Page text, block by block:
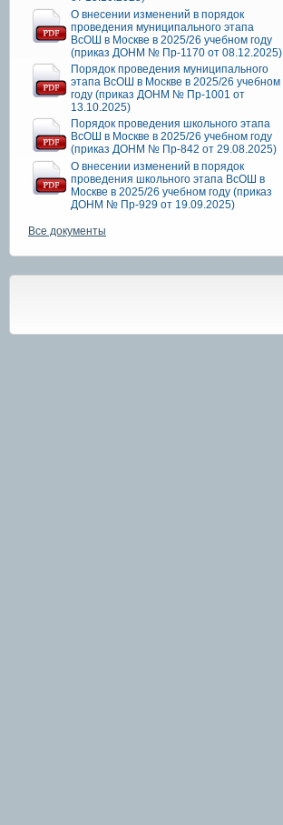
О внесении изменений в порядок
проведения муниципального этапа
ВсОШ в Москве в 2025/26 учебном году
(приказ ДОНМ № Пр-1170 от 08.12.2025)
Порядок проведения муниципального
этапа ВсОШ в Москве в 2025/26 учебном
году (приказ ДОНМ № Пр-1001 от
13.10.2025)
Порядок проведения школьного этапа
ВсОШ в Москве в 2025/26 учебном году
(приказ ДОНМ № Пр-842 от 29.08.2025)
О внесении изменений в порядок
проведения школьного этапа ВсОШ в
Москве в 2025/26 учебном году (приказ
ДОНМ № Пр-929 от 19.09.2025)
Все документы